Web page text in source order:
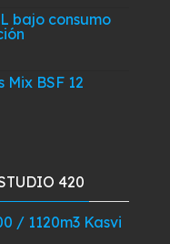
bajo consumo
precioBSF 12
420
/ 1120m3 Kasvi